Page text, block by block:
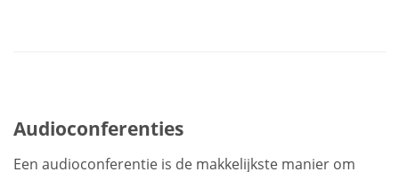
Audioconferenties
Een audioconferentie is de makkelijkste manier om